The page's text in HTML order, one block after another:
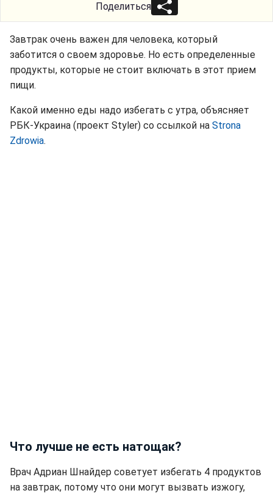
Поделиться
Завтрак очень важен для человека, который
заботится о своем здоровье. Но есть определенные
продукты, которые не стоит включать в этот прием
пищи.
Какой именно еды надо избегать с утра, объясняет
РБК-Украина (проект Styler) со ссылкой на Strona
Zdrowia.
Что лучше не есть натощак?
Врач Адриан Шнайдер советует избегать 4 продуктов
на завтрак, потому что они могут вызвать изжогу,